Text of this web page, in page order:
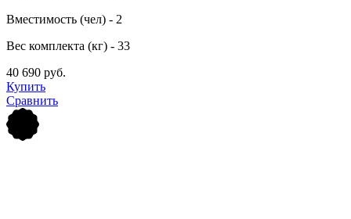
Вместимость (чел) - 2
Вес комплекта (кг) - 33
40 690 руб.
Купить
Сравнить